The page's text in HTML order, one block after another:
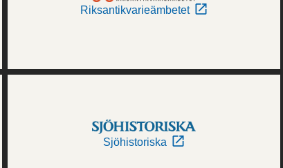
Riksantikvarieämbetet
Sjöhistoriska